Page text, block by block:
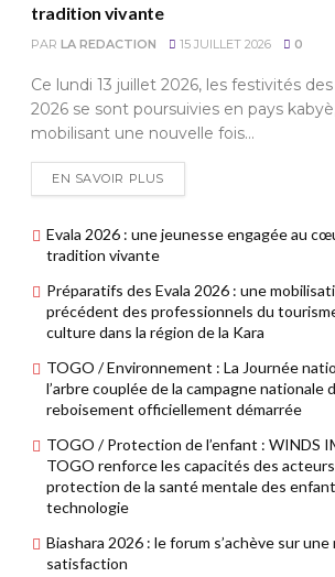
tradition vivante
PAR LA REDACTION 15 JUILLET 2026 0
Ce lundi 13 juillet 2026, les festivités des
2026 se sont poursuivies en pays
mobilisant une nouvelle fois...
EN SAVOIR PLUS
Evala 2026 : une jeunesse engagée au
tradition vivante
Préparatifs des Evala 2026 : une
précédent des professionnels du
culture dans la région de la Kara
TOGO / Environnement : La Journée
l’arbre couplée de la campagne nationale
reboisement officiellement démarrée
TOGO / Protection de l’enfant : WINDS
TOGO renforce les capacités des
protection de la santé mentale des
technologie
Biashara 2026 : le forum s’achève sur
satisfaction